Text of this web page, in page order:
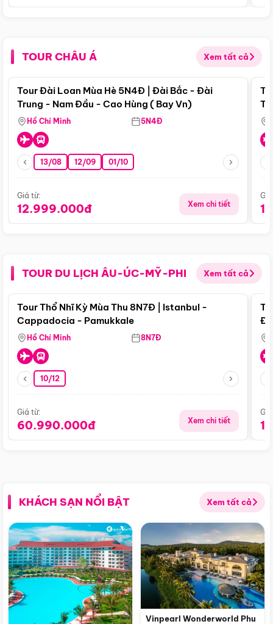
TOUR CHÂU Á Xem tất cả
Điểm nổi bật
Tour Đài Loan Mùa Hè 5N4Đ | Đài Bắc - Đài
Trung - Nam Đầu - Cao Hùng ( Bay Vn)
Hồ Chí Minh 5N4Đ
13/08 12/09 01/10
Giá từ:
12.999.000đ Xem chi tiết
TOUR DU LỊCH ÂU-ÚC-MỸ-PHI Xem tất cả
Điểm nổi bật
Tour Thổ Nhĩ Kỳ Mùa Thu 8N7Đ | Istanbul -
Cappadocia - Pamukkale
Hồ Chí Minh 8N7Đ
10/12
Giá từ:
60.990.000đ Xem chi tiết
KHÁCH SẠN NỔI BẬT Xem tất cả
Vinpearl Wonderworld Phu